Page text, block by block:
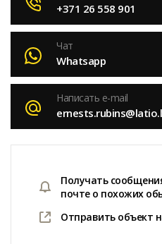
+371 26 558 901
Чат
Whatsapp
Написать e-mail
Получать
почте о похожих
Отправить объект